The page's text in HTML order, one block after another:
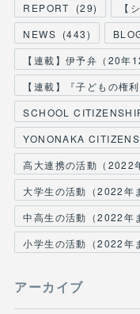
REPORT (29) 【
NEWS (443)
【連載】伊予弁（20年
【連載】『子どもの権
SCHOOL
YONONAKA
高大連携の活動（2022
大学生の活動（2022年
中高生の活動（2022年
小学生の活動（2022年
アーカイブ